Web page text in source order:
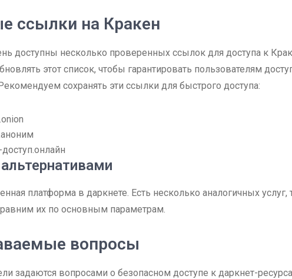
ссылки на Кракен
доступны несколько проверенных ссылок для доступа к
этот список, чтобы гарантировать пользователям
сохранять эти ссылки для быстрого доступа:
платформа в даркнете. Есть несколько аналогичных услуг,
их по основным параметрам.
вопросы
задаются вопросами о безопасном доступе к даркнет-